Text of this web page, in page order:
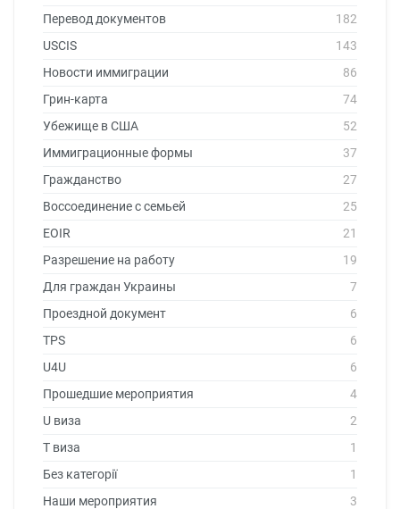
Перевод документов
182
USCIS
143
Новости иммиграции
86
Грин-карта
74
Убежище в США
52
Иммиграционные формы
37
Гражданство
27
Воссоединение с семьей
25
EOIR
21
Разрешение на работу
19
Для граждан Украины
7
Проездной документ
6
TPS
6
U4U
6
Прошедшие мероприятия
4
U виза
2
T виза
1
Без категорії
1
Наши мероприятия
3